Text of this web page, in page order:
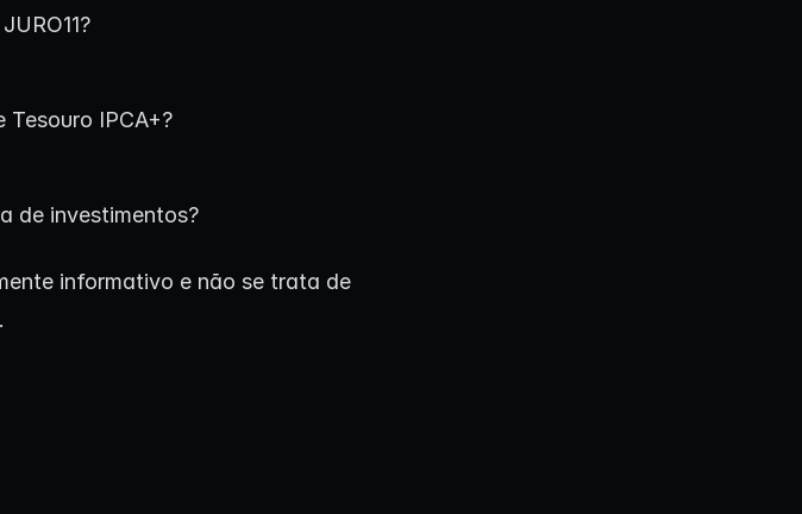
Tesouro IPCA+?
de investimentos?
informativo e não se trata de